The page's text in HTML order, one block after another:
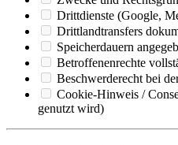
Drittdienste (Google,
Drittlandtransfers
Speicherdauern
Betroffenenrechte
Beschwerderecht bei
Cookie-Hinweis /
genutzt wird)